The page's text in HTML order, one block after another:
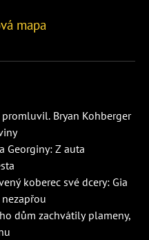
mapa
Bryan Kohberger
Georginy: Z auta
koberec své dcery: Gia
dům zachvátily plameny,